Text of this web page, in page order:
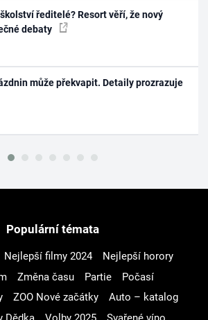
ředitelé? Resort věří, že nový
debaty
může překvapit. Detaily prozrazuje
Populární témata
Nejlepší filmy 2024
Nejlepší horory
Změna času Partie
Počasí
ZOO Nové začátky
Auto – katalog